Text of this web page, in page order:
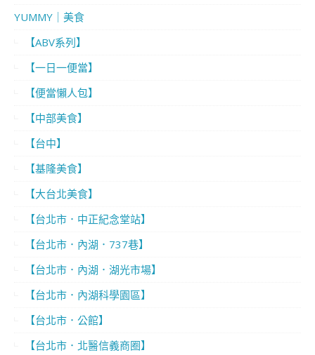
YUMMY｜美食
【ABV系列】
【一日一便當】
【便當懶人包】
【中部美食】
【台中】
【基隆美食】
【大台北美食】
【台北市．中正紀念堂站】
【台北市．內湖．737巷】
【台北市．內湖．湖光市場】
【台北市．內湖科學園區】
【台北市．公館】
【台北市．北醫信義商圈】